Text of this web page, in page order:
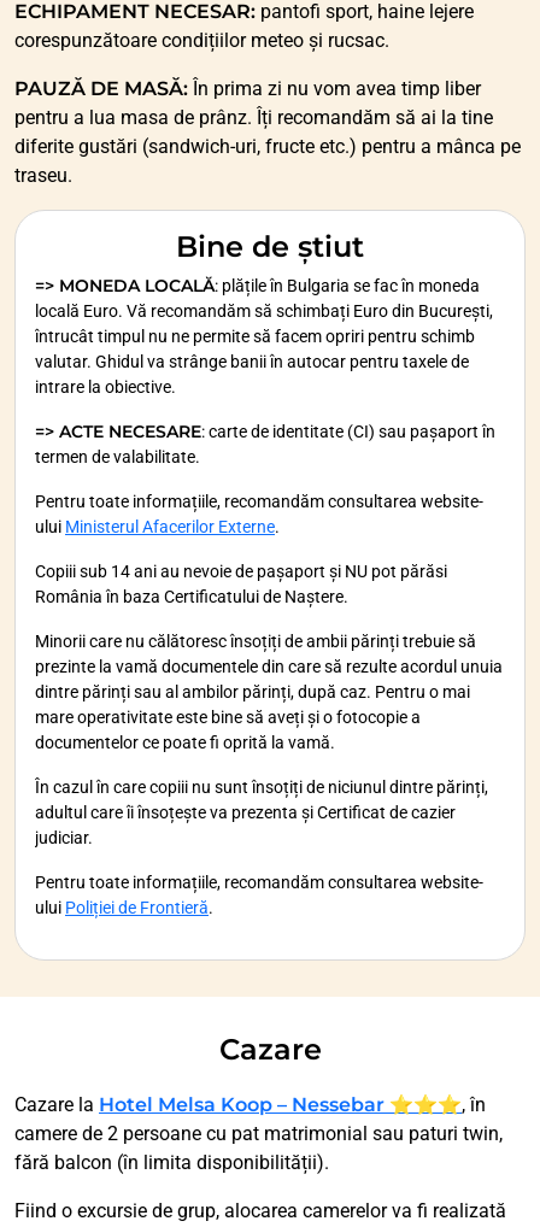
Bine de știut
=> MONEDA LOCALĂ: plățile în Bulgaria se fac în moneda
locală Euro. Vă recomandăm să schimbați Euro din București,
întrucât timpul nu ne permite să facem opriri pentru schimb
valutar. Ghidul va strânge banii în autocar pentru taxele de
intrare la obiective.
=> ACTE NECESARE: carte de identitate (CI) sau pașaport în
termen de valabilitate.
Pentru toate informațiile, recomandăm consultarea website-
ului Ministerul Afacerilor Externe.
Copiii sub 14 ani au nevoie de pașaport și NU pot părăsi
România în baza Certificatului de Naștere.
Minorii care nu călătoresc însoțiți de ambii părinți trebuie să
prezinte la vamă documentele din care să rezulte acordul unuia
dintre părinți sau al ambilor părinți, după caz. Pentru o mai
mare operativitate este bine să aveți și o fotocopie a
documentelor ce poate fi oprită la vamă.
În cazul în care copiii nu sunt însoțiți de niciunul dintre părinți,
adultul care îi însoțește va prezenta și Certificat de cazier
judiciar.
Pentru toate informațiile, recomandăm consultarea website-
ului Poliției de Frontieră.
ECHIPAMENT NECESAR: pantofi sport, haine lejere
corespunzătoare condițiilor meteo și rucsac.
PAUZĂ DE MASĂ: În prima zi nu vom avea timp liber
pentru a lua masa de prânz. Îți recomandăm să ai la tine
diferite gustări (sandwich-uri, fructe etc.) pentru a mânca pe
traseu.
Cazare
Cazare la Hotel Melsa Koop – Nessebar ⭐⭐⭐, în
camere de 2 persoane cu pat matrimonial sau paturi twin,
fără balcon (în limita disponibilității).
Fiind o excursie de grup, alocarea camerelor va fi realizată